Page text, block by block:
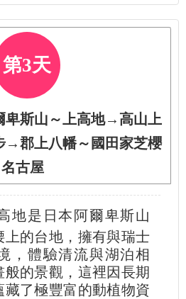
第3天
斯山～上高地→高山上
→郡上八幡～國田家芝櫻
古屋
高地是日本阿爾卑斯山
上的台地，擁有與瑞士
，體驗清流與湖泊相
的景觀，這裡因長期
藏了極豐富的動植物資